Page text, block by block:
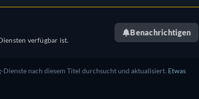
verfügbar ist.
Benachrichtigen
nach diesem Titel durchsucht und aktualisiert. Etwas